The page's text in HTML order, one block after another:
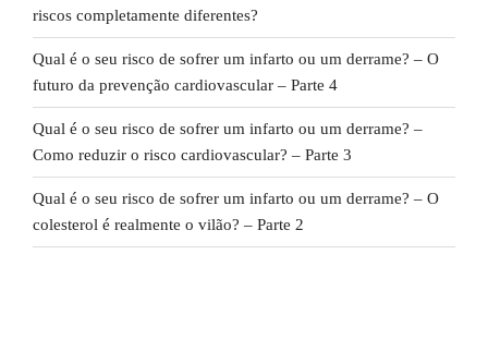
riscos completamente diferentes?
Qual é o seu risco de sofrer um infarto ou um derrame? – O
futuro da prevenção cardiovascular – Parte 4
Qual é o seu risco de sofrer um infarto ou um derrame? –
Como reduzir o risco cardiovascular? – Parte 3
Qual é o seu risco de sofrer um infarto ou um derrame? – O
colesterol é realmente o vilão? – Parte 2